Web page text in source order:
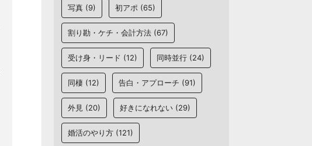
写真 (9) 初アポ (65)
割り勘・ケチ・会計方法 (67)
受け身・リード (12) 同時並行 (24)
同棲 (12) 告白・アプローチ (91)
外見 (20) 好きになれない (29)
婚活のやり方 (121)